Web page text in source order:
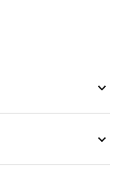
keyboard_arrow_down
keyboard_arrow_down